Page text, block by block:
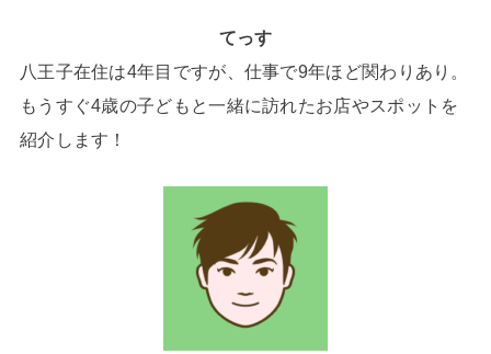
てっす
八王子在住は4年目ですが、仕事で9年ほど関わりあり。
もうすぐ4歳の子どもと一緒に訪れたお店やスポットを
紹介します！